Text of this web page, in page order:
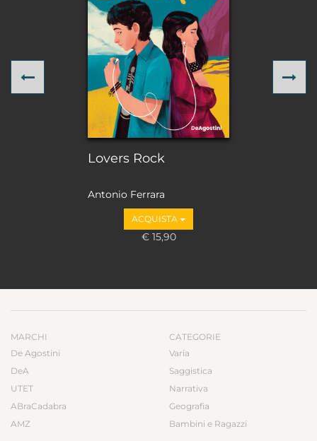
Lovers Rock
Antonio Ferrara
ACQUISTA
€ 15,90
Previous
MARCHI
De Agostini
DeA
UTET
ABraCadabra
AMZ
CATEGORIE
Varia
Saggistica
Narrativa
Geografia
Bambini e Ragazzi